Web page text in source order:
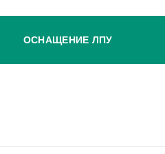
ОСНАЩЕНИЕ ЛПУ